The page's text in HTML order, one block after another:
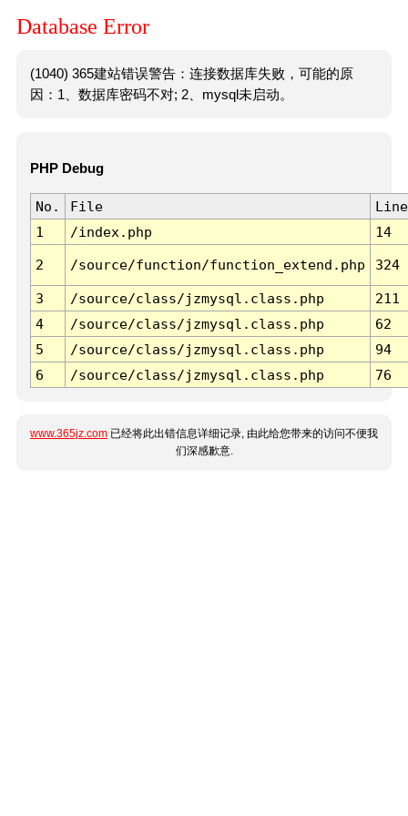
Database Error
(1040) 365建站错误警告：连接数据库失败，可能的原
因：1、数据库密码不对; 2、mysql未启动。
PHP Debug
No. File
Line
1
/index.php 14
2 /source/function/function_extend.php 324
3 /source/class/jzmysql.class.php
211
4
/source/class/jzmysql.class.php
62
5
/source/class/jzmysql.class.php
94
6
/source/class/jzmysql.class.php 76
www.365jz.com 已经将此出错信息详细记录, 由此给您带来的访问不便我
们深感歉意.